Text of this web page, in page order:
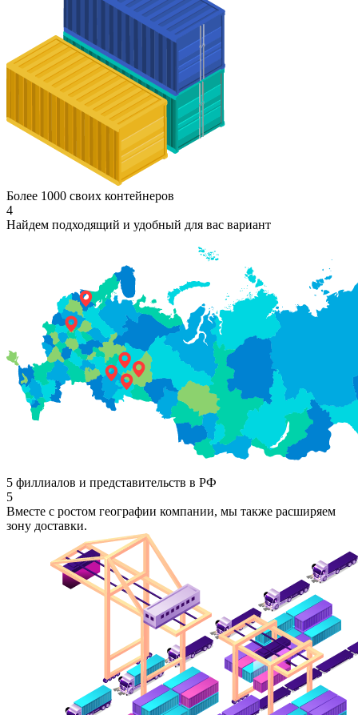
Более 1000 своих контейнеров
4
Найдем подходящий и удобный для вас вариант
5 филлиалов и представительств в РФ
5
Вместе с ростом географии компании, мы также расширяем
зону доставки.